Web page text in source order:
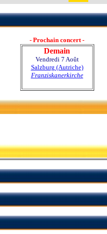
- Prochain concert -
Demain
Vendredi 7 Août
Salzburg (Autriche)
Franziskanerkirche